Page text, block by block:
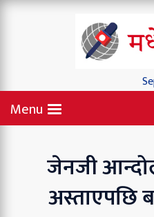
Menu
जेनजी
अस्ताएपछि